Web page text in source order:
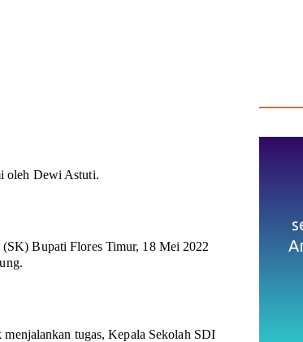
oleh Dewi Astuti.
Bupati Flores Timur, 18 Mei 2022
tugas, Kepala Sekolah SDI